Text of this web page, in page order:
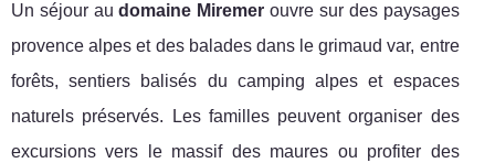
Un séjour audomaine Miremer ouvre sur des paysages
provence alpes et des balades dans le grimaud var, entre
forêts, sentiers balisés du camping alpes et espaces
naturels préservés. Les familles peuvent organiser des
excursions vers le massif des maures ou profiter des